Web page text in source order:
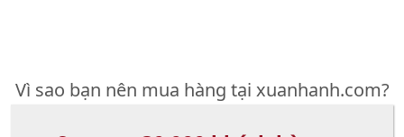
Vì sao bạn nên mua hàng tại xuanhanh.com?